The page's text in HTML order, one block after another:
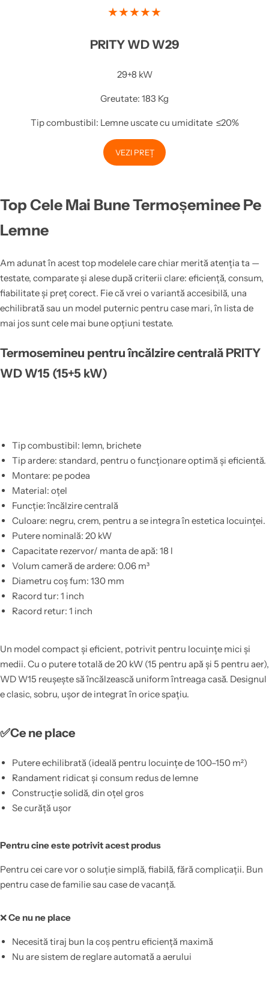
★★★★★
PRITY WD W29
29+8 kW
Greutate: 183 Kg
Tip combustibil: Lemne uscate cu umiditate ≤20%
VEZI PREȚ
Top Cele Mai Bune Termoșeminee Pe
Lemne
Am adunat în acest top modelele care chiar merită atenția ta —
testate, comparate și alese după criterii clare: eficiență, consum,
fiabilitate și preț corect. Fie că vrei o variantă accesibilă, una
echilibrată sau un model puternic pentru case mari, în lista de
mai jos sunt cele mai bune opțiuni testate.
Termosemineu pentru încălzire centrală PRITY
WD W15 (15+5 kW)
Tip combustibil: lemn, brichete
Tip ardere: standard, pentru o funcționare optimă și eficientă.
Montare: pe podea
Material: oțel
Funcție: încălzire centrală
Culoare: negru, crem, pentru a se integra în estetica locuinței.
Putere nominală: 20 kW
Capacitate rezervor/ manta de apă: 18 l
Volum cameră de ardere: 0.06 m³
Diametru coș fum: 130 mm
Racord tur: 1 inch
Racord retur: 1 inch
Un model compact și eficient, potrivit pentru locuințe mici și
medii. Cu o putere totală de 20 kW (15 pentru apă și 5 pentru aer),
WD W15 reușește să încălzească uniform întreaga casă. Designul
e clasic, sobru, ușor de integrat în orice spațiu.
✅Ce ne place
Putere echilibrată (ideală pentru locuințe de 100–150 m²)
Randament ridicat și consum redus de lemne
Construcție solidă, din oțel gros
Se curăță ușor
Pentru cine este potrivit acest produs
Pentru cei care vor o soluție simplă, fiabilă, fără complicații. Bun
pentru case de familie sau case de vacanță.
❌Ce nu ne place
Necesită tiraj bun la coș pentru eficiență maximă
Nu are sistem de reglare automată a aerului